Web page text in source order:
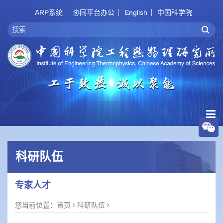
ARP系统 协同平台办公 English 中国科学院
科研队伍
专家人才
您当前位置： 首页 科研队伍